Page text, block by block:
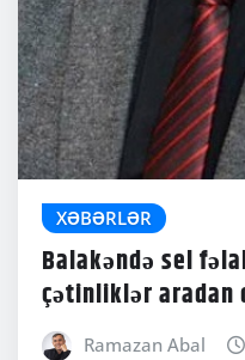
XƏBƏRLƏR
Balakəndə sel
çətinliklər aradan
Ramazan Abal